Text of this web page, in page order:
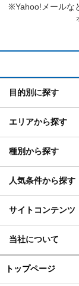
※Yahoo!メールな
目的別に探す
エリアから探す
種別から探す
人気条件から探す
サイトコンテンツ
当社について
トップページ